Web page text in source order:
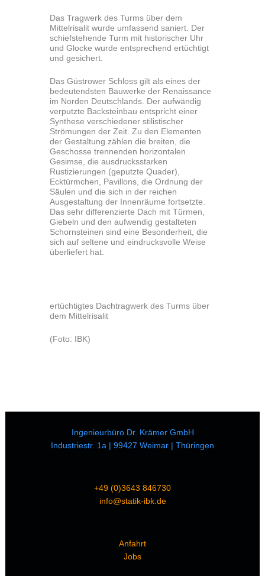
Das Tragwerk des Turms über dem
Mittelrisalit wurde umfassend saniert. Der
schiefstehende Turm mit historischer Uhr
und Glocke wurde entsprechend ertüchtigt
und gesichert.
Das Güstrower Schloss gilt als eines der
bedeutendsten Bauwerke der Re­naissance
im Norden Deutschlands. Der aufwändig
verputzte Backsteinbau entspricht einer
Synthese verschiedener stilistischer
Strömungen der Zeit. Zu den Elementen
der Gestaltung zählen die breiten, die
Geschosse trennenden horizontalen
Gesimse, die ausdrucksstarken
Rustizierungen (geputzte Quader),
Ecktürmchen, Pavillons, die Ordnung der
Säulen und die sich in der reichen
Ausgestaltung der Innenräume fortsetzte.
Das sehr differenzierte Dach­ mit Türmen,
Giebeln und den aufwendig gestalteten
Schornsteinen sind eine Besonderheit, die
sich auf seltene und eindrucksvolle Weise
überliefert hat.
ertüchtigtes Dachtragwerk des Turms über
dem Mittelrisalit
(Foto: IBK)
Ingenieurbüro Dr. Krämer GmbH
Industriestr. 1a | 99427 Weimar | Thüringen
+49 (0)3643 846730
info@statik-ibk.de
Anfahrt
Jobs